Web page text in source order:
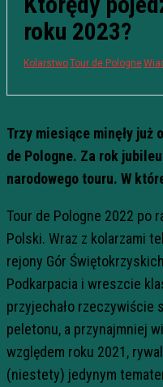
roku 2023?
KolarstwoTour de Pologne
Trzy miesiące minęły już
de Pologne. Za rok
narodowego touru. W
Tour de Pologne 2022 po
Polski. Wraz z kolarzami
rejony Gór
Podkarpacia i wreszcie
przyjechało rzeczywiście
peletonu, a przynajmniej
względem roku 2021,
(niestety) jedynym